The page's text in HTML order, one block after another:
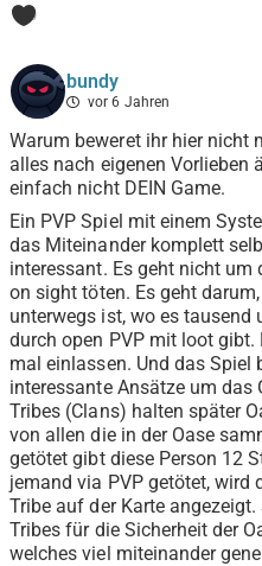
0
bundy
vor 6 Jahren
Warum beweret ihr hier nicht
alles nach eigenen Vorlieben
einfach nicht DEIN Game.
Ein PVP Spiel mit einem
das Miteinander komplett
interessant. Es geht nicht um
on sight töten. Es geht
unterwegs ist, wo es tausend
durch open PVP mit loot
mal einlassen. Und das Spiel
interessante Ansätze um das
Tribes (Clans) halten später
von allen die in der Oase
getötet gibt diese Person 12
jemand via PVP getötet, wird
Tribe auf der Karte
Tribes für die Sicherheit der
welches viel miteinander